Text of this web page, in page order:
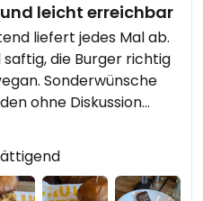
leicht erreichbar
liefert jedes Mal ab.
die Burger richtig
Sonderwünsche
ohne Diskussion
gab es noch leckere
ist gemütlich, gut
Wir kommen auf